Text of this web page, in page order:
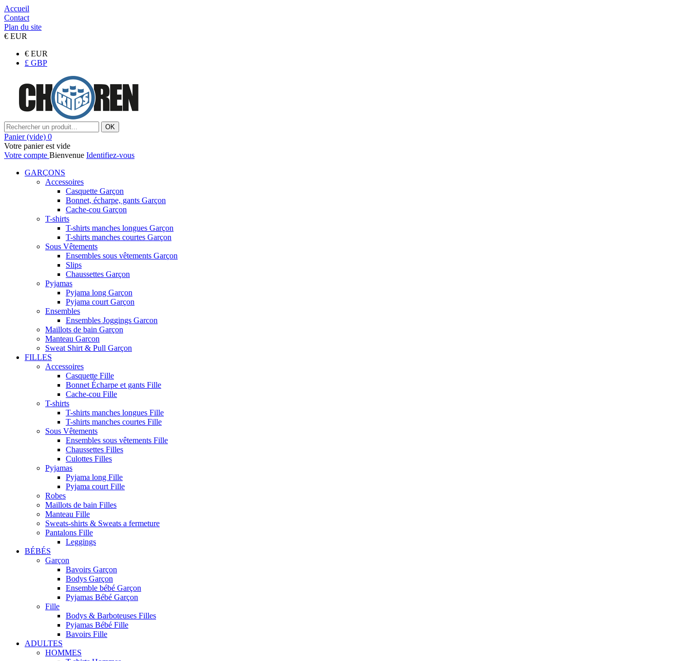
Accueil
Contact
Plan du site
€ EUR
€ EUR
£ GBP
OK
Panier (vide) 0
Votre panier est vide
Votre compte Bienvenue Identifiez-vous
GARÇONS
Accessoires
Casquette Garçon
Bonnet, écharpe, gants Garçon
Cache-cou Garçon
T-shirts
T-shirts manches longues Garçon
T-shirts manches courtes Garçon
Sous Vêtements
Ensembles sous vêtements Garçon
Slips
Chaussettes Garçon
Pyjamas
Pyjama long Garçon
Pyjama court Garçon
Ensembles
Ensembles Joggings Garcon
Maillots de bain Garçon
Manteau Garcon
Sweat Shirt & Pull Garçon
FILLES
Accessoires
Casquette Fille
Bonnet Écharpe et gants Fille
Cache-cou Fille
T-shirts
T-shirts manches longues Fille
T-shirts manches courtes Fille
Sous Vêtements
Ensembles sous vêtements Fille
Chaussettes Filles
Culottes Filles
Pyjamas
Pyjama long Fille
Pyjama court Fille
Robes
Maillots de bain Filles
Manteau Fille
Sweats-shirts & Sweats a fermeture
Pantalons Fille
Leggings
BÉBÉS
Garçon
Bavoirs Garçon
Bodys Garçon
Ensemble bébé Garçon
Pyjamas Bébé Garçon
Fille
Bodys & Barboteuses Filles
Pyjamas Bébé Fille
Bavoirs Fille
ADULTES
HOMMES